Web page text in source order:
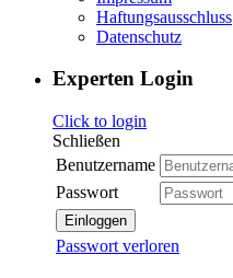
Haftungsausschluss
Datenschutz
Experten Login
Click to login
Schließen
Benutzername
Passwort
Einloggen
Passwort verloren